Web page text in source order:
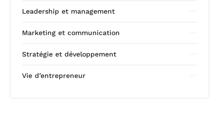
Leadership et management
Marketing et communication
Stratégie et développement
Vie d’entrepreneur